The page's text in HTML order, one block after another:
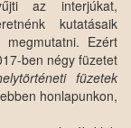
az interjúkat,
kutatásaik
Ezért
ben négy füzetet
füzetek
honlapunkon,